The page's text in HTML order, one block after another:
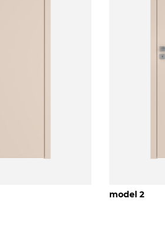
model 2